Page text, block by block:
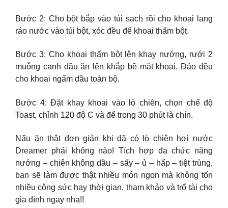
Bước 2: Cho bột bắp vào túi sạch rồi cho khoai lang
ráo nước vào túi bột, xóc đều để khoai thấm bột.
Bước 3: Cho khoai thấm bột lên khay nướng, rưới 2
muỗng canh dầu ăn lên khắp bề mặt khoai. Đảo đều
cho khoai ngấm dầu toàn bộ.
Bước 4: Đặt khay khoai vào lò chiên, chọn chế độ
Toast, chỉnh 120 độ C và để trong 30 phút là chín.
Nấu ăn thật đơn giản khi đã có lò chiên hơi nước
Dreamer phải không nào! Tích hợp đa chức năng
nướng – chiên không dầu – sấy – ủ – hấp – tiệt trùng,
bạn sẽ làm được thật nhiều món ngon mà không tốn
nhiều công sức hay thời gian, tham khảo và trổ tài cho
gia đình ngay nha!!